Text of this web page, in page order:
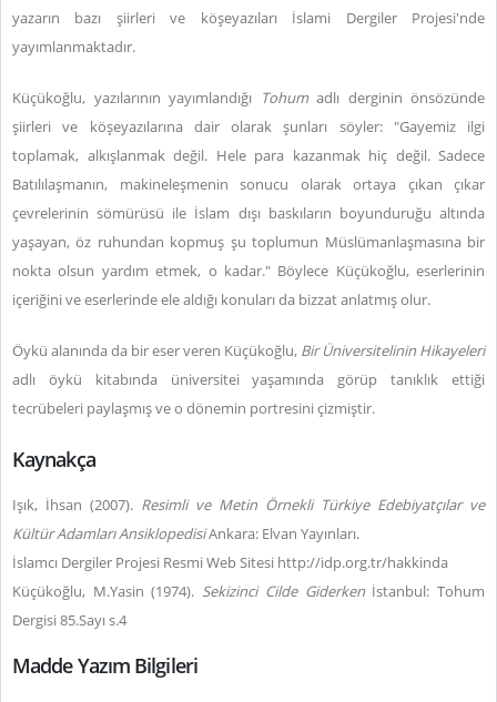
yazarın bazı şiirleri ve köşeyazıları
İslami Dergiler Projesi'nde
yayımlanmaktadır.
Küçükoğlu, yazılarının yayımlandığı Tohumadlı derginin önsözünde
şiirleri ve köşeyazılarına dair olarak şunları söyler: "Gayemiz ilgi
toplamak, alkışlanmak değil. Hele para kazanmak hiç değil. Sadece
Batılılaşmanın, makineleşmenin sonucu olarak ortaya çıkan çıkar
çevrelerinin sömürüsü ile İslam dışı baskıların boyunduruğu altında
yaşayan, öz ruhundan kopmuş şu toplumun Müslümanlaşmasına bir
nokta olsun yardım etmek, o kadar." Böylece Küçükoğlu, eserlerinin
içeriğini ve eserlerinde ele aldığı konuları da bizzat anlatmış olur.
Öykü alanında da bir eser veren Küçükoğlu, Bir Üniversitelinin Hikayeleri
adlı öykü kitabında üniversitei yaşamında görüp tanıklık ettiği
tecrübeleri paylaşmış ve o dönemin portresini çizmiştir.
Kaynakça
Işık, İhsan (2007). Resimli ve Metin Örnekli Türkiye Edebiyatçılar ve
Kültür Adamları AnsiklopedisiAnkara: Elvan Yayınları.
İslamcı Dergiler Projesi Resmi Web Sitesi http://idp.org.tr/hakkinda
Küçükoğlu, M.Yasin (1974). Sekizinci Cilde Giderken İstanbul: Tohum
Dergisi 85.Sayı s.4
Madde Yazım Bilgileri